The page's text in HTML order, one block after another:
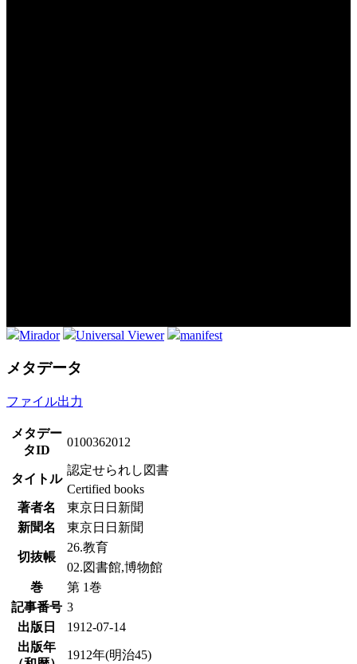
Mirador Universal Viewer manifest
メタデータ
ファイル出力
メタデー
タID
0100362012
タイトル
認定せられし図書
Certified books
著者名
東京日日新聞
新聞名
東京日日新聞
切抜帳
26.教育
02.図書館,博物館
巻
第 1巻
記事番号 3
出版日
1912-07-14
出版年
1912年(明治45)